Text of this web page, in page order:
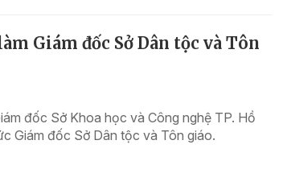
Giám đốc Sở Dân tộc và Tôn
đốc Sở Khoa học và Công nghệ TP. Hồ
Giám đốc Sở Dân tộc và Tôn giáo.